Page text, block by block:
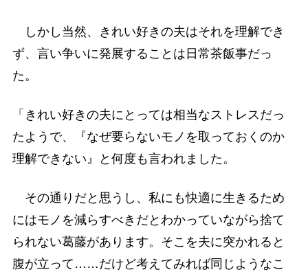
しかし当然、きれい好きの夫はそれを理解でき
ず、言い争いに発展することは日常茶飯事だっ
た。
「きれい好きの夫にとっては相当なストレスだっ
たようで、『なぜ要らないモノを取っておくのか
理解できない』と何度も言われました。
その通りだと思うし、私にも快適に生きるため
にはモノを減らすべきだとわかっていながら捨て
られない葛藤があります。そこを夫に突かれると
腹が立って……だけど考えてみれば同じようなこ